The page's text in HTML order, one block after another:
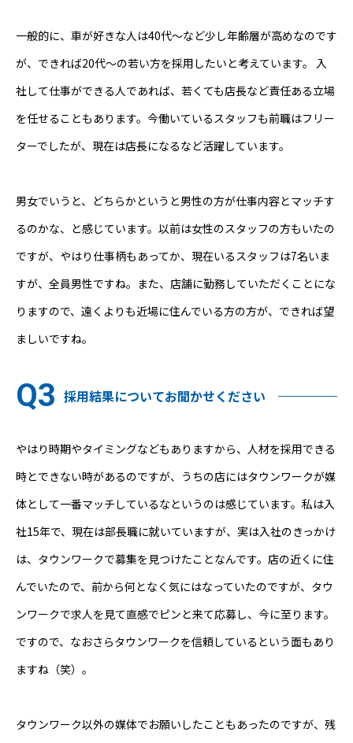
一般的に、車が好きな人は40代～など少し年齢層が高めなのです
が、できれば20代～の若い方を採用したいと考えています。 入
社して仕事ができる人であれば、若くても店長など責任ある立場
を任せることもあります。今働いているスタッフも前職はフリー
ターでしたが、現在は店長になるなど活躍しています。
男女でいうと、どちらかというと男性の方が仕事内容とマッチす
るのかな、と感じています。以前は女性のスタッフの方もいたの
ですが、やはり仕事柄もあってか、現在いるスタッフは7名いま
すが、全員男性ですね。また、店舗に勤務していただくことにな
りますので、遠くよりも近場に住んでいる方の方が、できれば望
ましいですね。
採用結果についてお聞かせください
やはり時期やタイミングなどもありますから、人材を採用できる
時とできない時があるのですが、うちの店にはタウンワークが媒
体として一番マッチしているなというのは感じています。私は入
社15年で、現在は部長職に就いていますが、実は入社のきっかけ
は、タウンワークで募集を見つけたことなんです。店の近くに住
んでいたので、前から何となく気にはなっていたのですが、タウ
ンワークで求人を見て直感でピンと来て応募し、今に至ります。
ですので、なおさらタウンワークを信頼しているという面もあり
ますね（笑）。
タウンワーク以外の媒体でお願いしたこともあったのですが、残